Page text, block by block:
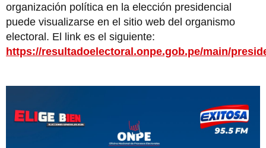
organización política en la elección presidencial
puede visualizarse en el sitio web del organismo
electoral. El link es el siguiente:
https://resultadoelectoral.onpe.gob.pe/main/